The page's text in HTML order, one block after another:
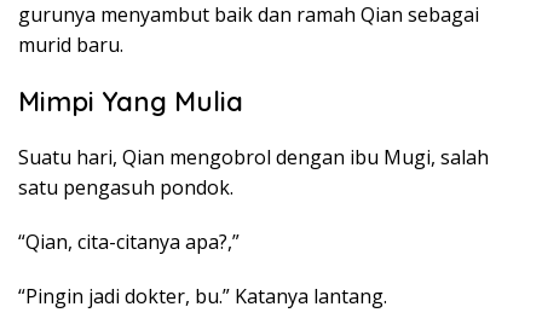
gurunya menyambut baik dan ramah Qian sebagai
murid baru.
Mimpi Yang Mulia
Suatu hari, Qian mengobrol dengan ibu Mugi, salah
satu pengasuh pondok.
“Qian, cita-citanya apa?,”
“Pingin jadi dokter, bu.” Katanya lantang.